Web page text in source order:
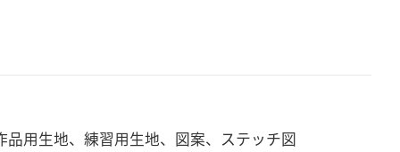
と華やかに。リボンならではのふっくらとした仕上が
用生地、練習用生地、図案、ステッチ図